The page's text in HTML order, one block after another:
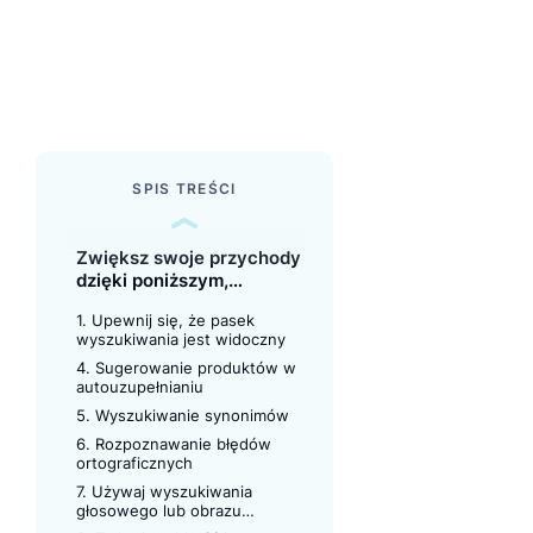
SPIS TREŚCI
Zwiększ swoje przychody
dzięki poniższym,
wyszukiwania w witrynie
1. Upewnij się, że pasek
wyszukiwania jest widoczny
4. Sugerowanie produktów w
autouzupełnianiu
5. Wyszukiwanie synonimów
6. Rozpoznawanie błędów
ortograficznych
7. Używaj wyszukiwania
głosowego lub obrazu